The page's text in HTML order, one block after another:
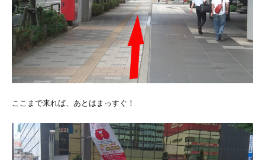
ここまで来れば、あとはまっすぐ！